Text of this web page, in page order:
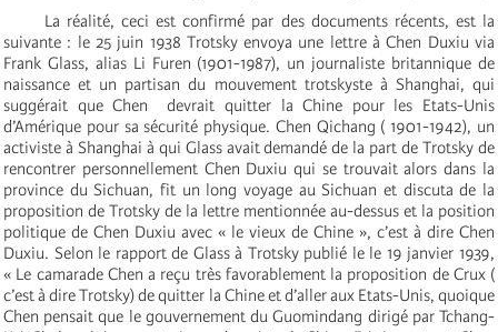
La réalité, ceci est confirmé par des documents récents, est la
suivante : le 25 juin 1938 Trotsky envoya une lettre à Chen Duxiu via
Frank Glass, alias Li Furen (1901-1987), un journaliste britannique de
naissance et un partisan du mouvement trotskyste à Shanghai, qui
suggérait que Chen devrait quitter la Chine pour les Etats-Unis
d’Amérique pour sa sécurité physique. Chen Qichang ( 1901-1942), un
activiste à Shanghai à qui Glass avait demandé de la part de Trotsky de
rencontrer personnellement Chen Duxiu qui se trouvait alors dans la
province du Sichuan, fit un long voyage au Sichuan et discuta de la
proposition de Trotsky de la lettre mentionnée au-dessus et la position
politique de Chen Duxiu avec « le vieux de Chine », c’est à dire Chen
Duxiu. Selon le rapport de Glass à Trotsky publié le le 19 janvier 1939,
« Le camarade Chen a reçu très favorablement la proposition de Crux (
c’est à dire Trotsky) de quitter la Chine et d’aller aux Etats-Unis, quoique
Chen pensait que le gouvernement du Guomindang dirigé par Tchang-